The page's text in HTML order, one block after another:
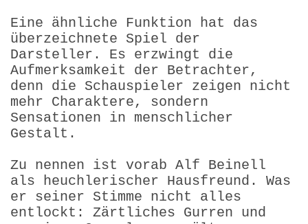
Eine ähnliche Funktion hat das
überzeichnete Spiel der
Darsteller. Es erzwingt die
Aufmerksamkeit der Betrachter,
denn die Schauspieler zeigen nicht
mehr Charaktere, sondern
Sensationen in menschlicher
Gestalt.
Zu nennen ist vorab Alf Beinell
als heuchlerischer Hausfreund. Was
er seiner Stimme nicht alles
entlockt: Zärtliches Gurren und